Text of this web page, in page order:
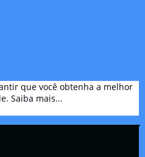
que você obtenha a melhor
Saiba mais...